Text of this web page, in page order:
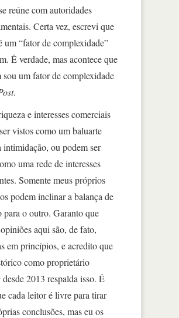
reúne com autoridades
Certa vez, escrevi que
um “fator de complexidade”
É verdade, mas acontece que
sou um fator de complexidade
.
e interesses comerciais
vistos como um baluarte
intimidação, ou podem ser
uma rede de interesses
Somente meus próprios
podem inclinar a balança de
para o outro. Garanto que
aqui são, de fato,
em princípios, e acredito que
como proprietário
desde 2013 respalda isso. É
cada leitor é livre para tirar
conclusões, mas eu os